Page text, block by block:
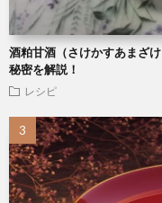
酒粕甘酒（さけかすあまざ
秘密を解説！
レシピ